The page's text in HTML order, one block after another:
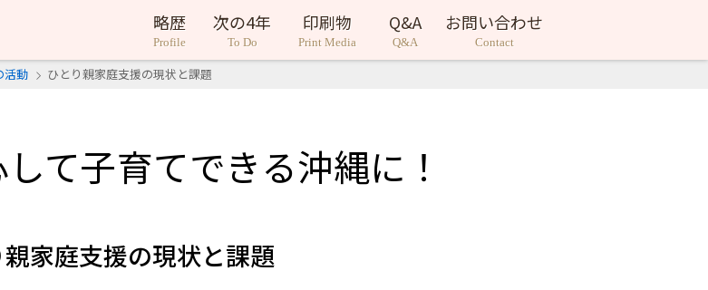
略歴
Profile
次の4年
To Do
印刷物
Print Media
Q&A
Q&A
お問い合わせ
Contact
活動 ひとり親家庭支援の現状と課題
て子育てできる沖縄に！
親家庭支援の現状と課題